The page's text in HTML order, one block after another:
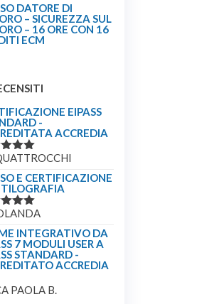
DATORE DI
– SICUREZZA SUL
– 16 ORE CON 16
ECM
EIPASS
-
ACCREDIA
E CERTIFICAZIONE
INTEGRATIVO DA
7 MODULI USER A
STANDARD -
ACCREDIA
PAOLA B.